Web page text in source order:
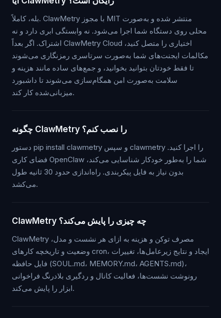
بله، کاملاً. ClawMetry با مجوز MIT منتشر شده و به‌صورت
محلی روی دستگاه شما اجرا می‌شود. نه وابستگی ابری دارد و نه
اشتراک. اگر بعداً ClawMetry Cloud اختیاری را متصل کنید،
مکالمات ایجنت‌های شما به‌صورت سرتاسری رمزنگاری می‌شوند
تا فقط خودتان بتوانید بخوانید، و جمع‌های ساده مانند هزینه و
سلامت به‌صورت امن همگام‌سازی می‌شوند تا داشبورد
میزبانی‌شده کار کند.
چگونه ClawMetry را نصب کنم؟
دستور pip install clawmetry و سپس clawmetry را اجرا کنید.
فضای کاری OpenClaw شما را به‌طور خودکار شناسایی می‌کند،
بدون نیاز به فایل پیکربندی. راه‌اندازی حدود 30 ثانیه طول
می‌کشد.
ClawMetry چه چیزی را پایش می‌کند؟
ClawMetry مصرف توکن و هزینه به ازای هر نشست و مدل،
وضعیت و تاریخچه کارهای cron، ایجاد و نتایج زیرعامل‌ها، تغییرات
فایل حافظه (SOUL.md، MEMORY.md، AGENTS.md)،
رونوشت نشست‌ها، فعالیت کانال و ردگیری بلادرنگ فراخوانی
ابزار را پایش می‌کند.